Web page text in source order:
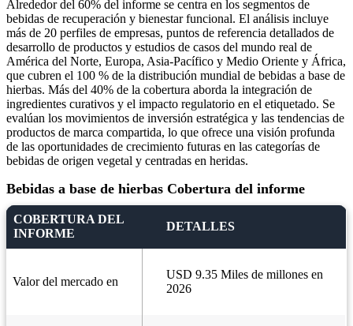
Alrededor del 60% del informe se centra en los segmentos de
bebidas de recuperación y bienestar funcional. El análisis incluye
más de 20 perfiles de empresas, puntos de referencia detallados de
desarrollo de productos y estudios de casos del mundo real de
América del Norte, Europa, Asia-Pacífico y Medio Oriente y África,
que cubren el 100 % de la distribución mundial de bebidas a base de
hierbas. Más del 40% de la cobertura aborda la integración de
ingredientes curativos y el impacto regulatorio en el etiquetado. Se
evalúan los movimientos de inversión estratégica y las tendencias de
productos de marca compartida, lo que ofrece una visión profunda
de las oportunidades de crecimiento futuras en las categorías de
bebidas de origen vegetal y centradas en heridas.
Bebidas a base de hierbas Cobertura del informe
COBERTURA DEL
INFORME
DETALLES
Valor del mercado en
USD 9.35 Miles de millones en
2026